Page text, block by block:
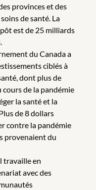
provinces et des
de santé. La
est de 25 milliards
du Canada a
ciblés à
dont plus de
de la pandémie
la santé et la
de 8 dollars
contre la pandémie
provenaient du
travaille en
avec des